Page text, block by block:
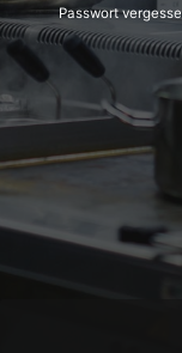
Passwort